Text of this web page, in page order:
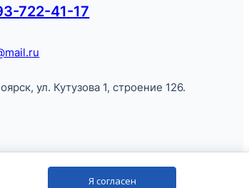
722-41-17
ул. Кутузова 1, строение 126.
Я согласен